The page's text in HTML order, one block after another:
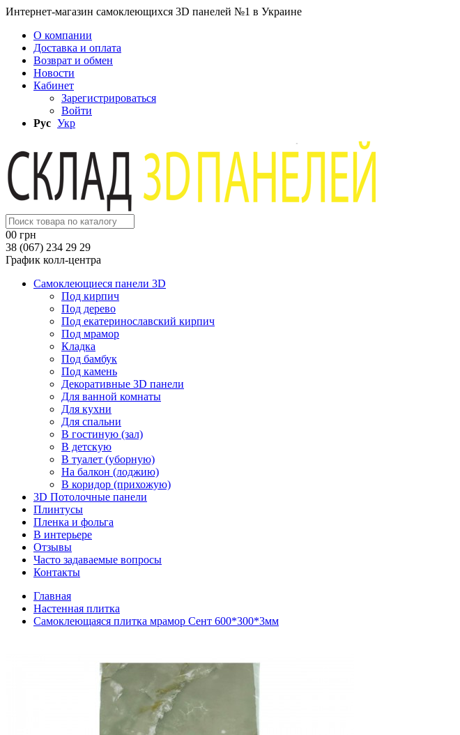
Интернет-магазин самоклеющихся 3D панелей №1 в Украине
О компании
Доставка и оплата
Возврат и обмен
Новости
Кабинет
Зарегистрироваться
Войти
Рус Укр
00 грн
38 (067) 234 29 29
График колл-центра
Самоклеющиеся панели 3D
Под кирпич
Под дерево
Под екатеринославский кирпич
Под мрамор
Кладка
Под бамбук
Под камень
Декоративные 3D панели
Для ванной комнаты
Для кухни
Для спальни
В гостиную (зал)
В детскую
В туалет (уборную)
На балкон (лоджию)
В коридор (прихожую)
3D Потолочные панели
Плинтусы
Пленка и фольга
В интерьере
Отзывы
Часто задаваемые вопросы
Контакты
Главная
Настенная плитка
Самоклеющаяся плитка мрамор Сент 600*300*3мм